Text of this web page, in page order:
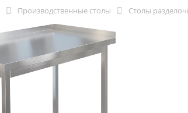
Производственные столы Столы